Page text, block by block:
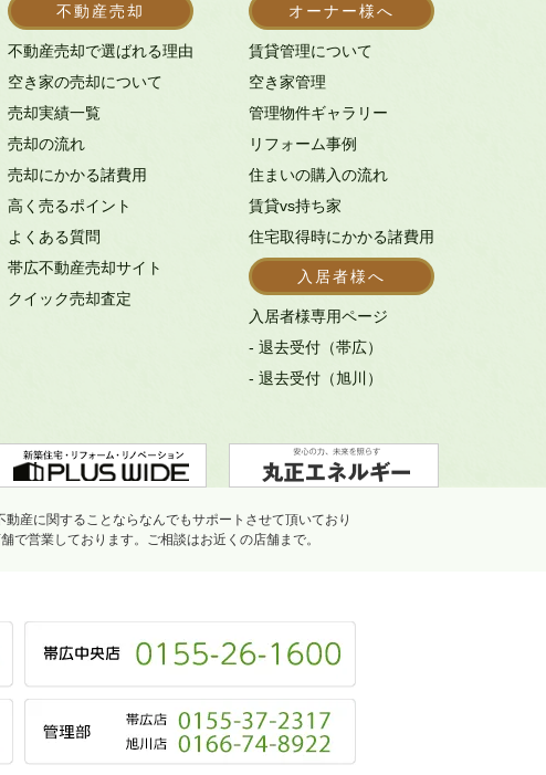
不動産売却
不動産売却で選ばれる理由
空き家の売却について
売却実績一覧
売却の流れ
売却にかかる諸費用
高く売るポイント
よくある質問
帯広不動産売却サイト
クイック売却査定
オーナー様へ
賃貸管理について
空き家管理
管理物件ギャラリー
リフォーム事例
住まいの購入の流れ
賃貸vs持ち家
住宅取得時にかかる諸費用
入居者様へ
入居者様専用ページ
- 退去受付（帯広）
- 退去受付（旭川）
産に関することならなんでもサポートさせて頂いており
営業しております。ご相談はお近くの店舗まで。